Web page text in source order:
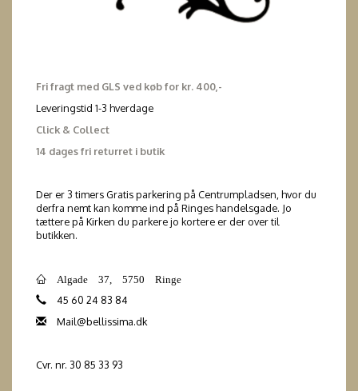
Fri fragt med GLS ved køb for kr. 400,-
Leveringstid 1-3 hverdage
Click & Collect
14 dages fri returret i butik
Der er 3 timers Gratis parkering på Centrumpladsen, hvor du
derfra nemt kan komme ind på Ringes handelsgade. Jo
tættere på Kirken du parkere jo kortere er der over til
butikken.
Algade 37, 5750 Ringe
45 60 24 83 84
Mail@bellissima.dk
Cvr. nr. 30 85 33 93